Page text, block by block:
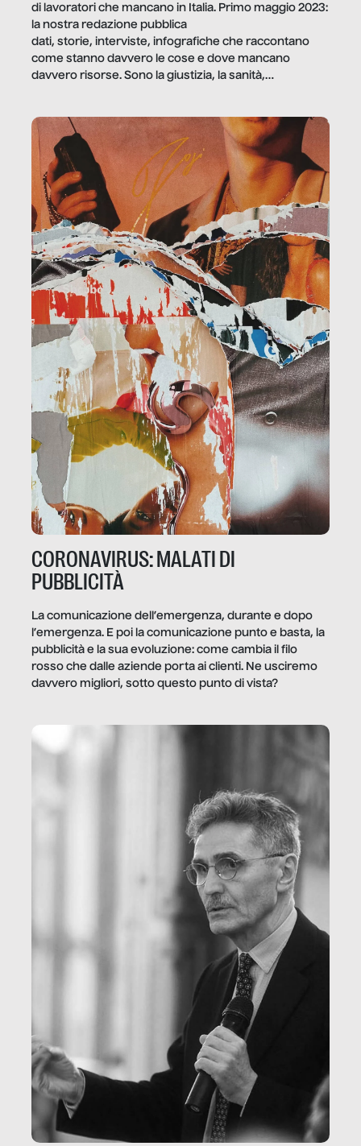
di lavoratori che mancano in Italia. Primo maggio 2023:
la nostra redazione pubblica
dati, storie, interviste, infografiche che raccontano
come stanno davvero le cose e dove mancano
davvero risorse. Sono la giustizia, la sanità,
CORONAVIRUS: MALATI DI
PUBBLICITÀ
La comunicazione dell’emergenza, durante e dopo
l’emergenza. E poi la comunicazione punto e basta, la
pubblicità e la sua evoluzione: come cambia il filo
rosso che dalle aziende porta ai clienti. Ne usciremo
davvero migliori, sotto questo punto di vista?